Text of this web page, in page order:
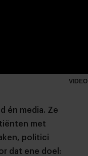
VIDEO
én media. Ze
met
politici
dat ene doel: